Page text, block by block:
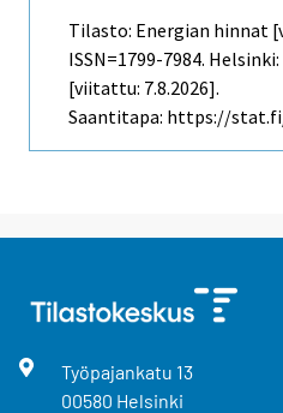
Tilasto: Energian hinnat
ISSN=1799-7984.
[viitattu: 7.8.2026].
Saantitapa: https://
Työpajankatu 13
00580 Helsinki